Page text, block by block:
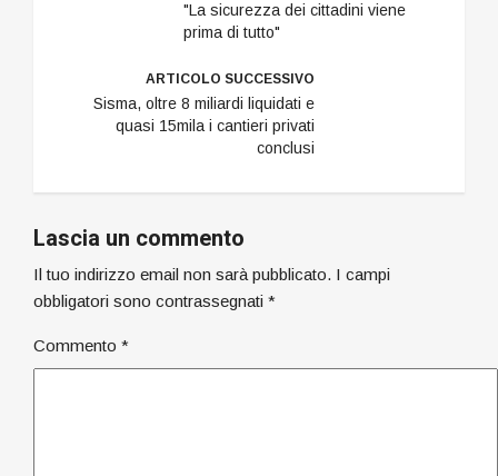
"La sicurezza dei cittadini viene
prima di tutto"
ARTICOLO SUCCESSIVO
Sisma, oltre 8 miliardi liquidati e
quasi 15mila i cantieri privati
conclusi
Lascia un commento
Il tuo indirizzo email non sarà pubblicato. I campi
obbligatori sono contrassegnati *
Commento *